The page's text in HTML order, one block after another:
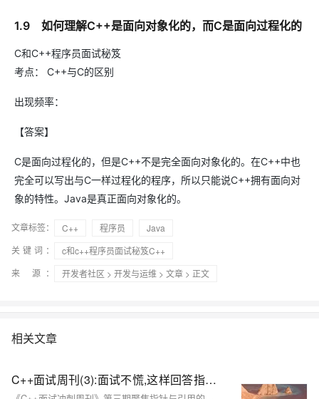
1.9 如何理解C++是面向对象化的，而C是面向过程化的
C和C++程序员面试秘笈
考点： C++与C的区别
出现频率：
【答案】
C是面向过程化的，但是C++不是完全面向对象化的。在C++中也
完全可以写出与C一样过程化的程序，所以只能说C++拥有面向对
象的特性。Java是真正面向对象化的。
文章标签： C++ 程序员
Java
关键词：
c和c++程序员面试秘笈C++
来 源：
开发者社区 > 开发与运维 > 文章 > 正文
相关文章
C++面试周刊(3):面试不慌,这样回答指针与引用，青铜秒变王者